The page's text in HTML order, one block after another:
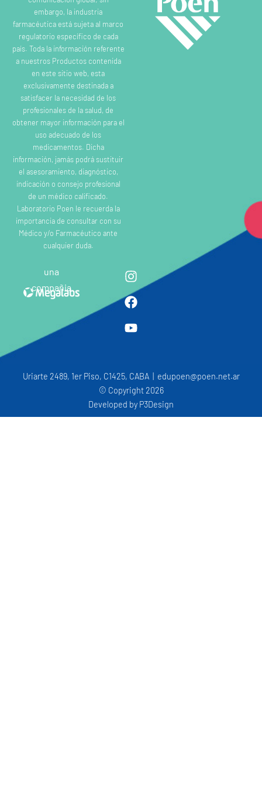
embargo, la industria
farmacéutica está sujeta al marco
regulatorio específico de cada
país. Toda la información referente
a nuestros Productos contenida
en este sitio web, esta
exclusivamente destinada a
satisfacer la necesidad de los
profesionales de la salud, de
obtener mayor información para el
uso adecuado de los
medicamentos. Dicha
información, jamás podrá sustituir
el asesoramiento, diagnóstico,
indicación o consejo profesional
de un médico calificado.
Laboratorio Poen le recuerda la
importancia de consultar con su
Médico y/o Farmacéutico ante
cualquier duda.
una
compañia
Uriarte 2489, 1er Piso, C1425, CABA | edupoen@poen.net.ar
© Copyright 2026
Developed by P3Design